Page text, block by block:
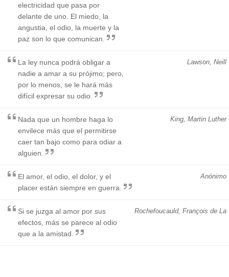
electricidad que pasa por
delante de uno. El miedo, la
angustia, el odio, la muerte y la
paz son lo que comunican.
Lawson, Neill
La ley nunca podrá obligar a
nadie a amar a su prójimo; pero,
por lo menos, se le hará más
difícil expresar su odio.
King, Martin Luther
Nada que un hombre haga lo
envilece más que el permitirse
caer tan bajo como para odiar a
alguien.
Anónimo
El amor, el odio, el dolor, y el
placer están siempre en guerra.
Rochefoucauld, François de La
Si se juzga al amor por sus
efectos, más se parece al odio
que a la amistad.